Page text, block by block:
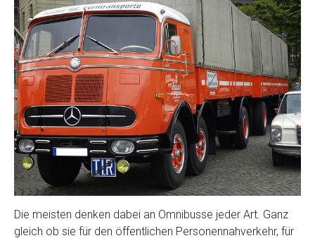
Die meisten denken dabei an Omnibusse jeder Art. Ganz
gleich ob sie für den öffentlichen Personennahverkehr, für